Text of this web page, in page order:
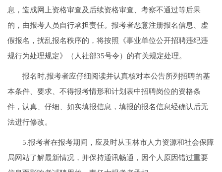
息，造成网上资格审查及后续资格审查、考察不通过等后果
的，由报考人员自行承担责任。报考者恶意注册报名信息、虚
假报名，扰乱报名秩序的，将按照《事业单位公开招聘违纪违
规行为处理规定》（人社部35号令）的有关规定处理。
报名时,报考者应仔细阅读并认真核对本公告所列招聘的基
本条件、要求、不得报考情形和计划表中招聘岗位的资格条
件，认真、仔细、如实填报信息，填报的报名信息经确认后无
法进行修改。
5.报考者在报考期间，应及时从玉林市人力资源和社会保障
局网站了解最新情况，并保持通讯畅通，因个人原因错过重要